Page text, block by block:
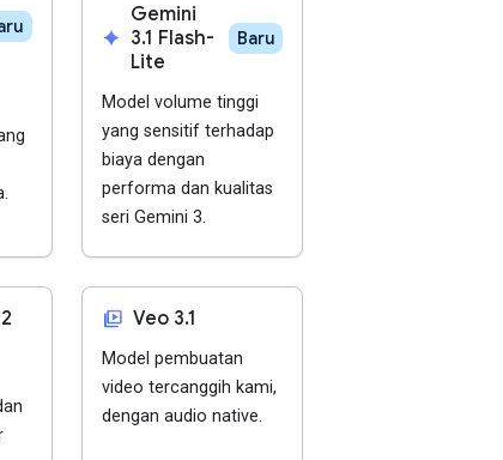
spark
Gemini
3.1 Flash-
Lite
Baru
Model volume tinggi
yang sensitif terhadap
biaya dengan
performa dan kualitas
seri Gemini 3.
video_library Veo 3.1
Model pembuatan
video tercanggih kami,
dengan audio native.